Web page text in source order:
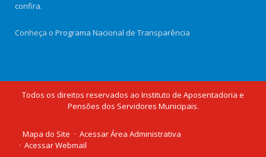
confira.
Conheça o Programa Nacional de Transparência
Todos os direitos reservados ao Instituto de Aposentadoria e
Pensões dos Servidores Municipais.
Mapa do Site
Acessar Área Administrativa
Acessar Webmail